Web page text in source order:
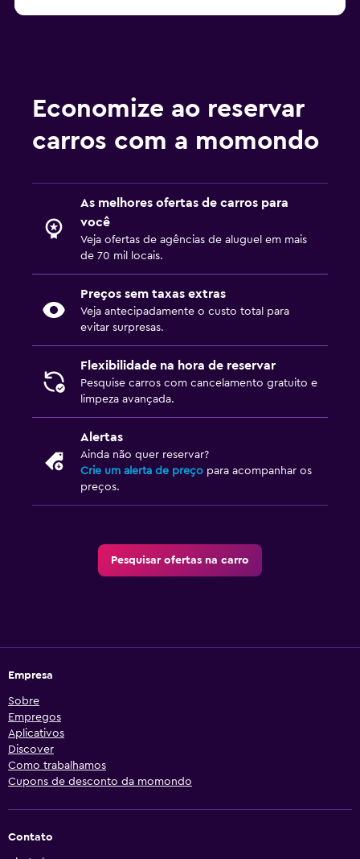
Economize ao reservar
carros com a momondo
As melhores ofertas de carros para
você
Veja ofertas de agências de aluguel em mais
de 70 mil locais.
Preços sem taxas extras
Veja antecipadamente o custo total para
evitar surpresas.
Flexibilidade na hora de reservar
Pesquise carros com cancelamento gratuito e
limpeza avançada.
Alertas
Ainda não quer reservar?
Crie um alerta de preço para acompanhar os
preços.
Pesquisar ofertas na carro
Empresa
Sobre
Empregos
Aplicativos
Discover
Como trabalhamos
Cupons de desconto da momondo
Contato